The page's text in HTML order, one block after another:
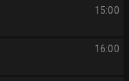
15:00
16:00